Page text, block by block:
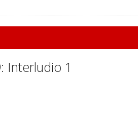
Interludio 1